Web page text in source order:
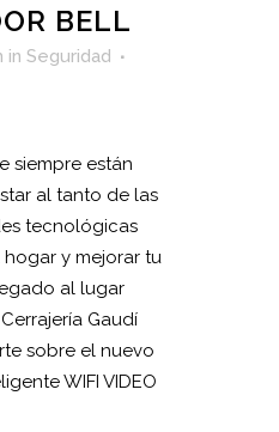
BELL
in Seguridad
siempre están
al tanto de las
tecnológicas
y mejorar tu
al lugar
Gaudí
sobre el nuevo
WIFI VIDEO